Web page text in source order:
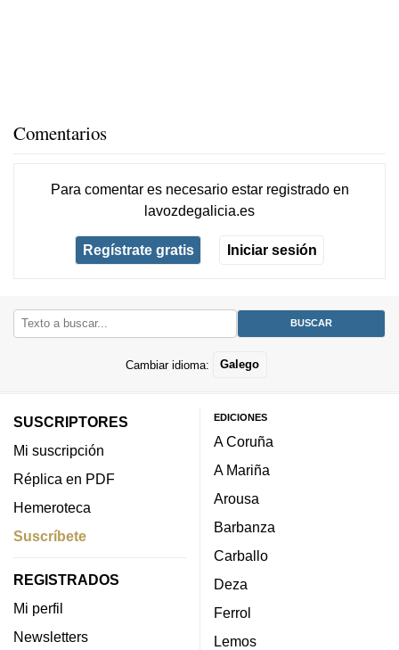
Comentarios
Para comentar es necesario estar registradoen
lavozdegalicia.es
Regístrate gratis Iniciar sesión
Cambiar idioma: Galego
SUSCRIPTORES
Mi suscripción
Réplica en PDF
Hemeroteca
Suscríbete
REGISTRADOS
Mi perfil
Newsletters
EDICIONES
A Coruña
A Mariña
Arousa
Barbanza
Carballo
Deza
Ferrol
Lemos